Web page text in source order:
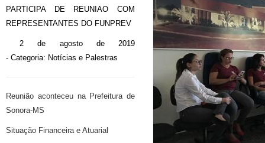
PARTICIPA DE REUNIAO COM
REPRESENTANTES DO FUNPREV
2 de agosto de 2019
- Categoria: Notícias e Palestras
Reunião aconteceu na Prefeitura de
Sonora-MS
Situação Financeira e Atuarial